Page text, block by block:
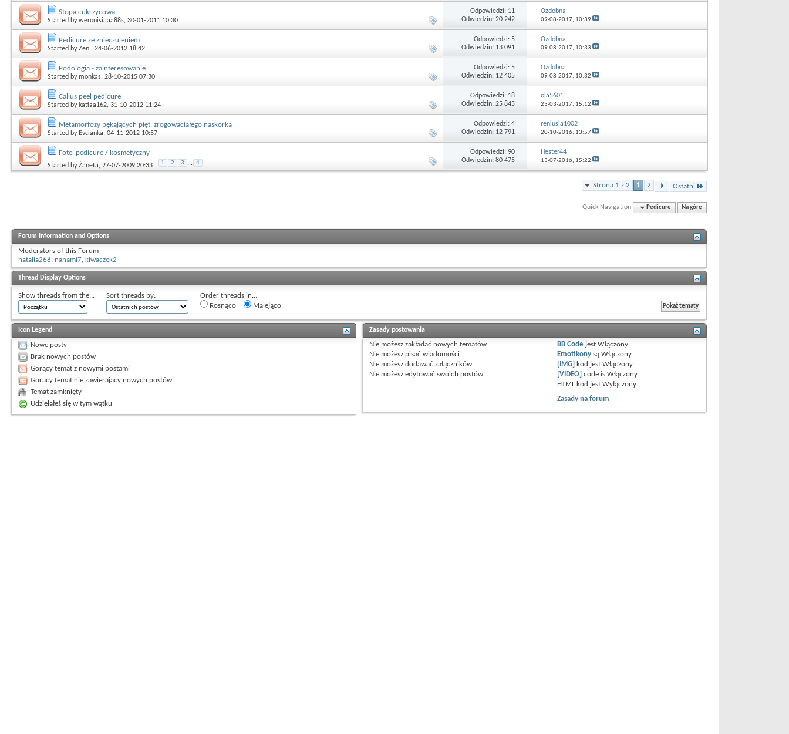
Stopa cukrzycowa
Started byweronisiaaa88s, 30-01-2011 10:30
Odpowiedzi: 11
Odwiedzin: 20 242
Ozdobna
09-08-2017, 10:39
Pedicure ze znieczuleniem
Started byZen., 24-06-2012 18:42
Odpowiedzi: 5
Odwiedzin: 13 091
Ozdobna
09-08-2017, 10:33
Podologia - zainteresowanie
Started bymonkas, 28-10-2015 07:30
Odpowiedzi: 5
Odwiedzin: 12 405
Ozdobna
09-08-2017, 10:32
Callus peel pedicure
Started by katiaa162, 31-10-2012 11:24
Odpowiedzi: 18
Odwiedzin: 25 845
ola5601
23-03-2017, 15:12
Metamorfozy pękających pięt, zrogowaciałego naskórka
Started by Evcianka, 04-11-2012 10:57
Odpowiedzi: 4
Odwiedzin: 12 791
reniusia1002
20-10-2016, 13:57
Fotel pedicure / kosmetyczny
Started byŻaneta, 27-07-2009 20:33 1 2 3 ... 4
Odpowiedzi: 90
Odwiedzin: 80 475
Hester44
13-07-2016, 15:22
Strona 1 z 2 1 2 Ostatni
Quick Navigation Pedicure Na górę
Forum Information and Options
Moderators of this Forum
natalia268, nanami7, kiwaczek2
Thread Display Options
Show threads from the... Sort threads by:
Order threads in...
Rosnąco
Malejąco
Icon Legend
Nowe posty
Brak nowych postów
Gorący temat z nowymi postami
Gorący temat nie zawierający nowych postów
Temat zamknięty
Udzielałeś się w tym wątku
Zasady postowania
Nie możeszzakładać nowych tematów
Nie możeszpisać wiadomości
Nie możeszdodawać załączników
Nie możeszedytować swoich postów
BB Code jestWłączony
Emotikony sąWłączony
[IMG] kod jestWłączony
[VIDEO] code isWłączony
HTML kod jestWyłączony
Zasady na forum